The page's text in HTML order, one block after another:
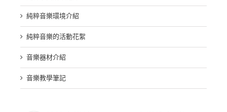
純粹音樂環境介紹
純粹音樂的活動花絮
音樂器材介紹
音樂教學筆記